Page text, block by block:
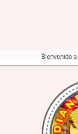
Bienvenido a